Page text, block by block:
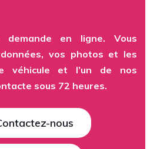
demande en ligne. Vous
vos photos et les
véhicule et l’un de nos
sous 72 heures.
nous